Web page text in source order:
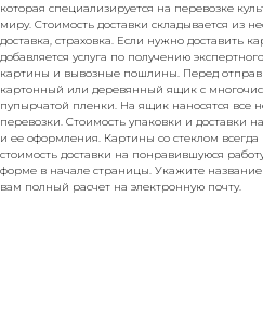
которая специализируется на перевозке
миру. Стоимость доставки складывается из
доставка, страховка. Если нужно доставить
добавляется услуга по получению
картины и вывозные пошлины. Перед
картонный или деревянный ящик с
пупырчатой пленки. На ящик наносятся все
перевозки. Стоимость упаковки и доставки
и ее оформления. Картины со стеклом
стоимость доставки на понравившуюся
форме в начале страницы. Укажите
вам полный расчет на электронную почту.